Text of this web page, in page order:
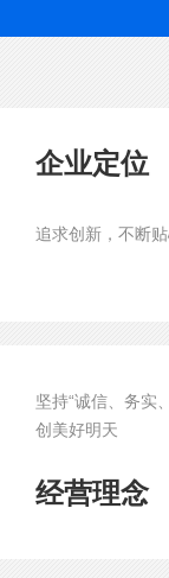
企业定位
追求创新，不断
坚持“诚信、务实
创美好明天
经营理念